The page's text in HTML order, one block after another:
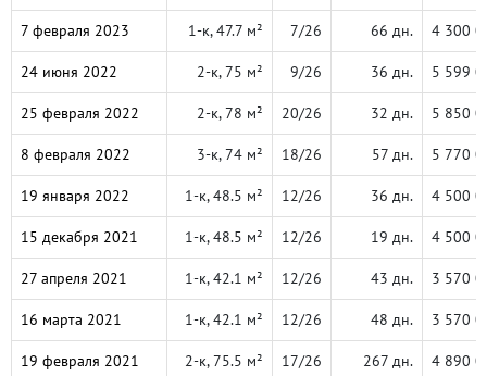
7 февраля 2023 1-к, 47.7 м² 7/26 66 дн. 4 300
24 июня 2022 2-к, 75 м² 9/26 36 дн. 5 599
25 февраля 2022 2-к, 78 м² 20/26 32 дн. 5 850
8 февраля 2022 3-к, 74 м² 18/26 57 дн. 5 770
19 января 2022 1-к, 48.5 м² 12/26 36 дн. 4 500
15 декабря 2021 1-к, 48.5 м² 12/26 19 дн. 4 500
27 апреля 2021 1-к, 42.1 м² 12/26 43 дн. 3 570
16 марта 2021 1-к, 42.1 м² 12/26 48 дн. 3 570
19 февраля 2021 2-к, 75.5 м² 17/26 267 дн. 4 890